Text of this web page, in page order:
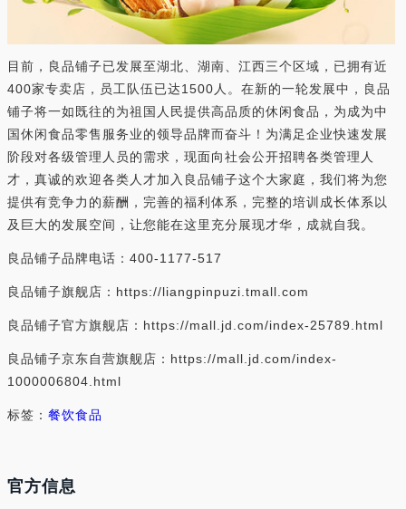
目前，良品铺子已发展至湖北、湖南、江西三个区域，已拥有近
400家专卖店，员工队伍已达1500人。在新的一轮发展中，良品
铺子将一如既往的为祖国人民提供高品质的休闲食品，为成为中
国休闲食品零售服务业的领导品牌而奋斗！为满足企业快速发展
阶段对各级管理人员的需求，现面向社会公开招聘各类管理人
才，真诚的欢迎各类人才加入良品铺子这个大家庭，我们将为您
提供有竞争力的薪酬，完善的福利体系，完整的培训成长体系以
及巨大的发展空间，让您能在这里充分展现才华，成就自我。
良品铺子品牌电话：400-1177-517
良品铺子旗舰店：https://liangpinpuzi.tmall.com
良品铺子官方旗舰店：https://mall.jd.com/index-25789.html
良品铺子京东自营旗舰店：https://mall.jd.com/index-
1000006804.html
标签： 餐饮食品
官方信息